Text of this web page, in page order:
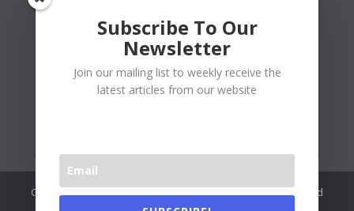
Copywrite© 2026 Readoo Media Private Limited. Created and
Subscribe To Our
Newsletter
Join our mailing list to weekly receive the
latest articles from our website